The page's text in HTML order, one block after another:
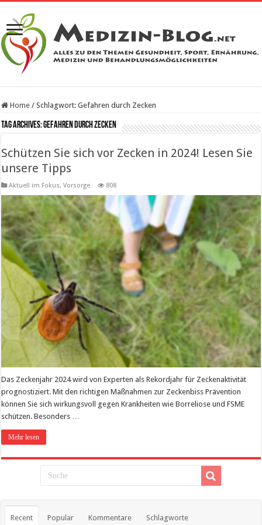
Home / Schlagwort:Gefahren durch Zecken
Tag Archives:Gefahren durch Zecken
Schützen Sie sich vor Zecken in 2024! Lesen Sie
unsere Tipps
Aktuell im Fokus,Vorsorge 808
Das Zeckenjahr 2024 wird von Experten als Rekordjahr für Zeckenaktivität
prognostiziert. Mit den richtigen Maßnahmen zur Zeckenbiss Prävention
können Sie sich wirkungsvoll gegen Krankheiten wie Borreliose und FSME
schützen. Besonders …
Mehr lesen
Recent Popular Kommentare Schlagworte